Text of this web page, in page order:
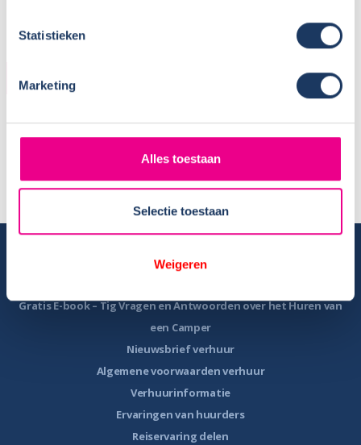
Statistieken
Marketing
Alles toestaan
Selectie toestaan
Weigeren
HUURDER
Plaats / Provincie: Luttelgeest / Flevoland
12 augustus t/m 2 september
2017
Gratis E-book – Tig Vragen en Antwoorden over het Huren van
een Camper
Nieuwsbrief verhuur
Algemene voorwaarden verhuur
Verhuurinformatie
Ervaringen van huurders
Reiservaring delen